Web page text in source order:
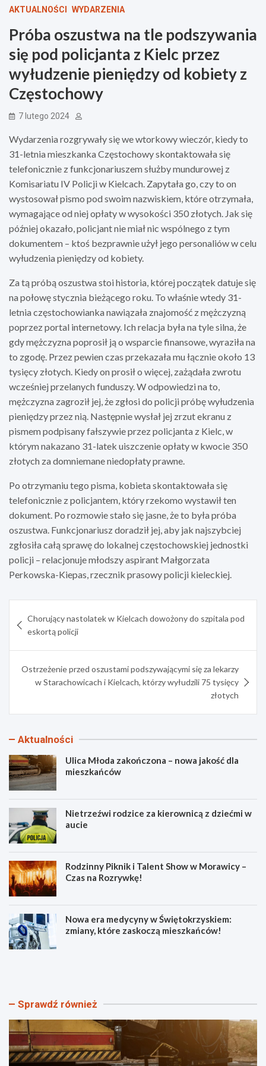
AKTUALNOŚCI WYDARZENIA
Próba oszustwa na tle podszywania
się pod policjanta z Kielc przez
wyłudzenie pieniędzy od kobiety z
Częstochowy
7 lutego 2024
Wydarzenia rozgrywały się we wtorkowy wieczór, kiedy to
31-letnia mieszkanka Częstochowy skontaktowała się
telefonicznie z funkcjonariuszem służby mundurowej z
Komisariatu IV Policji w Kielcach. Zapytała go, czy to on
wystosował pismo pod swoim nazwiskiem, które otrzymała,
wymagające od niej opłaty w wysokości 350 złotych. Jak się
później okazało, policjant nie miał nic wspólnego z tym
dokumentem – ktoś bezprawnie użył jego personaliów w celu
wyłudzenia pieniędzy od kobiety.
Za tą próbą oszustwa stoi historia, której początek datuje się
na połowę stycznia bieżącego roku. To właśnie wtedy 31-
letnia częstochowianka nawiązała znajomość z mężczyzną
poprzez portal internetowy. Ich relacja była na tyle silna, że
gdy mężczyzna poprosił ją o wsparcie finansowe, wyraziła na
to zgodę. Przez pewien czas przekazała mu łącznie około 13
tysięcy złotych. Kiedy on prosił o więcej, zażądała zwrotu
wcześniej przelanych funduszy. W odpowiedzi na to,
mężczyzna zagroził jej, że zgłosi do policji próbę wyłudzenia
pieniędzy przez nią. Następnie wysłał jej zrzut ekranu z
pismem podpisany fałszywie przez policjanta z Kielc, w
którym nakazano 31-latek uiszczenie opłaty w kwocie 350
złotych za domniemane niedopłaty prawne.
Po otrzymaniu tego pisma, kobieta skontaktowała się
telefonicznie z policjantem, który rzekomo wystawił ten
dokument. Po rozmowie stało się jasne, że to była próba
oszustwa. Funkcjonariusz doradził jej, aby jak najszybciej
zgłosiła całą sprawę do lokalnej częstochowskiej jednostki
policji – relacjonuje młodszy aspirant Małgorzata
Perkowska-Kiepas, rzecznik prasowy policji kieleckiej.
wpisu
Chorujący nastolatek w Kielcach dowożony do szpitala pod
eskortą policji
Ostrzeżenie przed oszustami podszywającymi się za lekarzy
w Starachowicach i Kielcach, którzy wyłudzili 75 tysięcy
złotych
Aktualności
Ulica Młoda zakończona – nowa jakość dla
mieszkańców
Nietrzeźwi rodzice za kierownicą z dziećmi w
aucie
Rodzinny Piknik i Talent Show w Morawicy –
Czas na Rozrywkę!
Nowa era medycyny w Świętokrzyskiem:
zmiany, które zaskoczą mieszkańców!
U
M
o
d
a
z
N
z
ź
w
i
r
Sprawdź również